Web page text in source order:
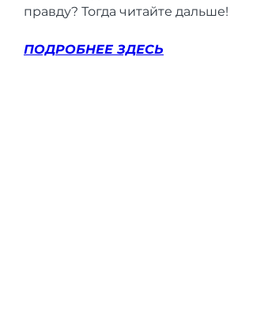
правду? Тогда читайте дальше!
ПОДРОБНЕЕ ЗДЕСЬ